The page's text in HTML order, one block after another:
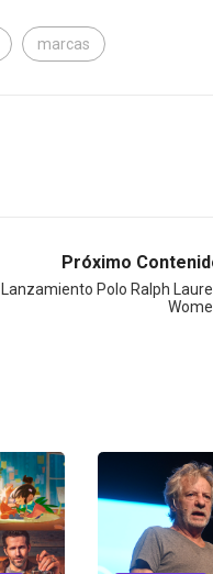
marcas
Próximo
Lanzamiento Polo Ralph